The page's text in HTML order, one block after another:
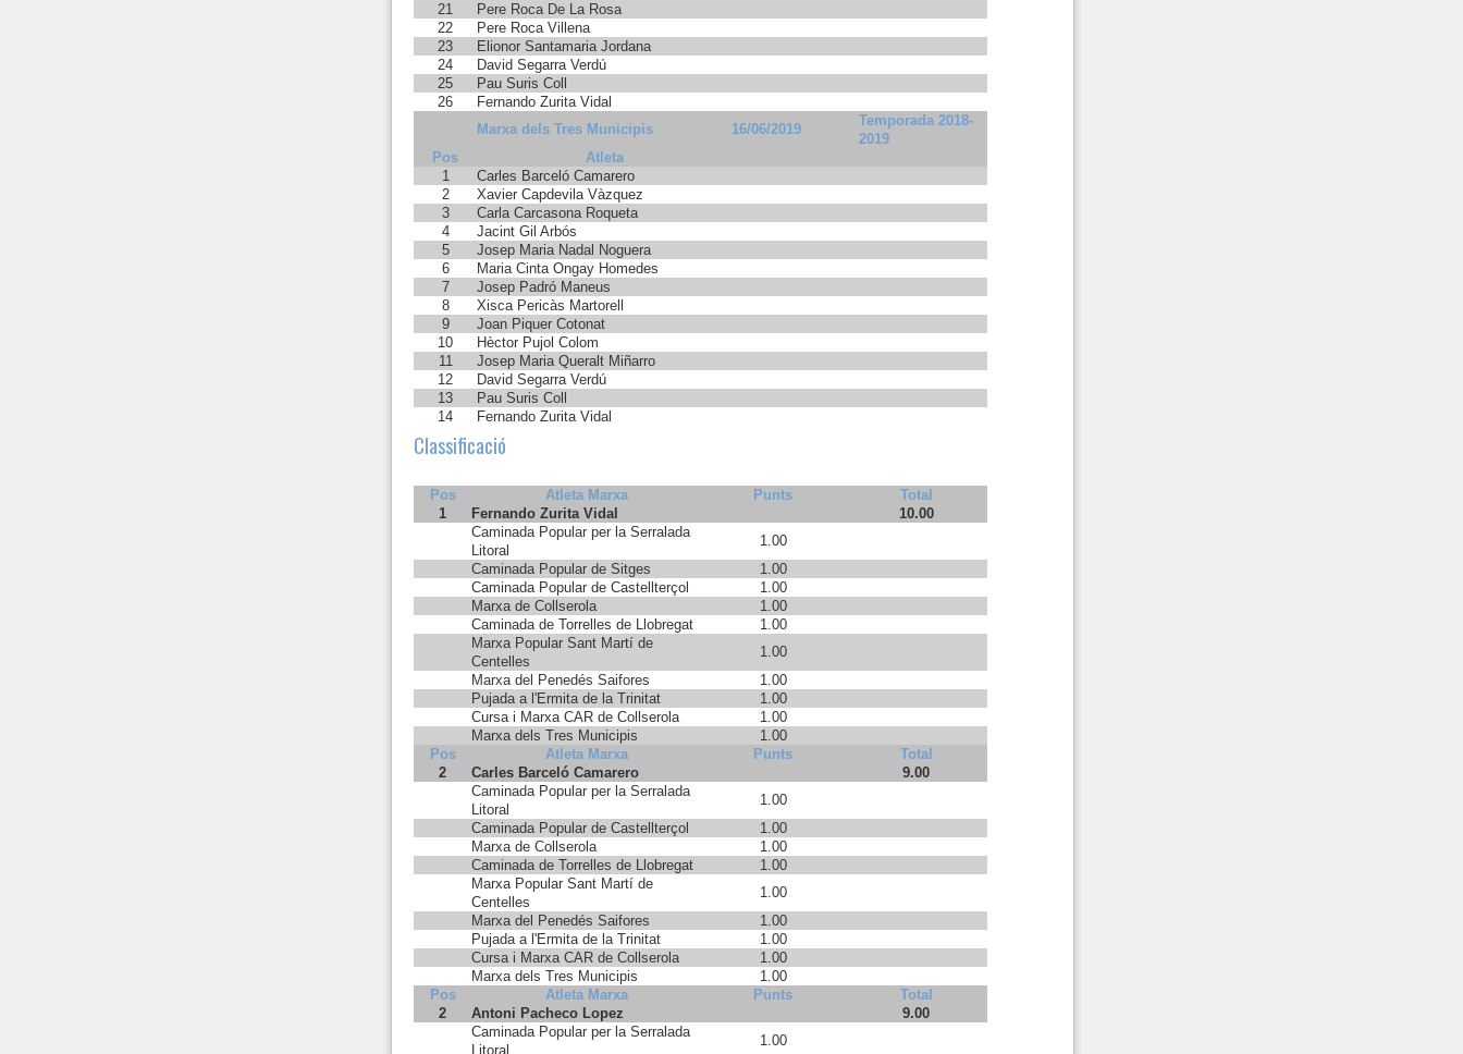
21
Pere Roca De La Rosa
22
Pere Roca Villena
23
Elionor Santamaria Jordana
24
David Segarra Verdú
25
Pau Suris Coll
26
Fernando Zurita Vidal
Marxa dels Tres Municipis
16/06/2019
Temporada 2018-
2019
Pos
Atleta
1
Carles Barceló Camarero
2
Xavier Capdevila Vàzquez
3
Carla Carcasona Roqueta
4
Jacint Gil Arbós
5
Josep Maria Nadal Noguera
6
Maria Cinta Ongay Homedes
7
Josep Padró Maneus
8
Xisca Pericàs Martorell
9
Joan Piquer Cotonat
10
Hèctor Pujol Colom
11
Josep Maria Queralt Miñarro
12
David Segarra Verdú
13
Pau Suris Coll
14
Fernando Zurita Vidal
Classificació
Pos Atleta Marxa Punts
Total
1
Fernando Zurita Vidal
10.00
Caminada Popular per la Serralada
Litoral
1.00
Caminada Popular de Sitges
1.00
Caminada Popular de Castellterçol
1.00
Marxa de Collserola
1.00
Caminada de Torrelles de Llobregat
1.00
Marxa Popular Sant Martí de
Centelles
1.00
Marxa del Penedés Saifores
1.00
Pujada a l'Ermita de la Trinitat
1.00
Cursa i Marxa CAR de Collserola
1.00
Marxa dels Tres Municipis
1.00
Pos
Atleta Marxa Punts
Total
2
Carles Barceló Camarero
9.00
Caminada Popular per la Serralada
Litoral
1.00
Caminada Popular de Castellterçol
1.00
Marxa de Collserola
1.00
Caminada de Torrelles de Llobregat
1.00
Marxa Popular Sant Martí de
Centelles
1.00
Marxa del Penedés Saifores
1.00
Pujada a l'Ermita de la Trinitat
1.00
Cursa i Marxa CAR de Collserola
1.00
Marxa dels Tres Municipis
1.00
Pos
Atleta Marxa Punts
Total
2
Antoni Pacheco Lopez
9.00
Caminada Popular per la Serralada
Litoral
1.00